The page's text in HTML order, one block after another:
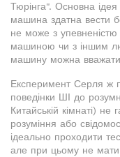
Тюрінга". Основна
машина здатна вести
не може з упевненістю
машиною чи з іншим
машину можна
Експеримент Серля ж
поведінки ШІ до
Китайській кімнаті) не
розуміння або
ідеально проходити
але при цьому не мати